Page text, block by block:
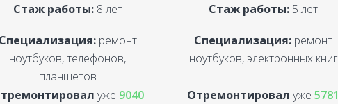
Стаж работы:8 лет
ремонт
ноутбуков, телефонов,
планшетов
уже 9040
Стаж работы: 5 лет
Специализация: ремонт
ноутбуков, электронных книг
Отремонтировалуже5781